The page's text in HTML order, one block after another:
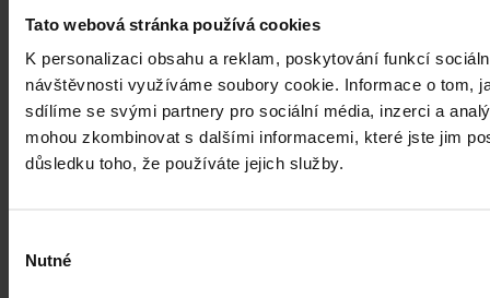
Tato webová stránka používá cookies
K personalizaci obsahu a reklam, poskytování funkcí
návštěvnosti využíváme soubory cookie. Informace o tom,
sdílíme se svými partnery pro sociální média, inzerci a
mohou zkombinovat s dalšími informacemi, které jste jim
důsledku toho, že používáte jejich služby.
souhlasu
Nutné
Judikatura
Zastavení již skončené exekuce
Při řešení otázky věcné projednatelnosti návrhu účastníka na
Ústavní soud